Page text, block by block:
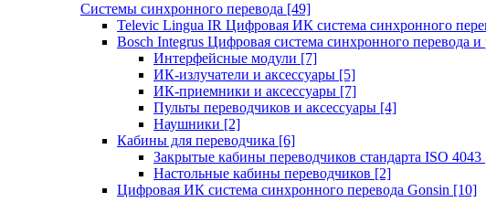
Системы синхронного перевода [49]
Televic Lingua IR Цифровая ИК система синхронного
Bosch Integrus Цифровая система синхронного перевода и
Интерфейсные модули [7]
ИК-излучатели и аксессуары [5]
ИК-приемники и аксессуары [7]
Пульты переводчиков и аксессуары [4]
Наушники [2]
Кабины для переводчика [6]
Закрытые кабины переводчиков стандарта ISO 4043
Настольные кабины переводчиков [2]
Цифровая ИК система синхронного перевода Gonsin [10]